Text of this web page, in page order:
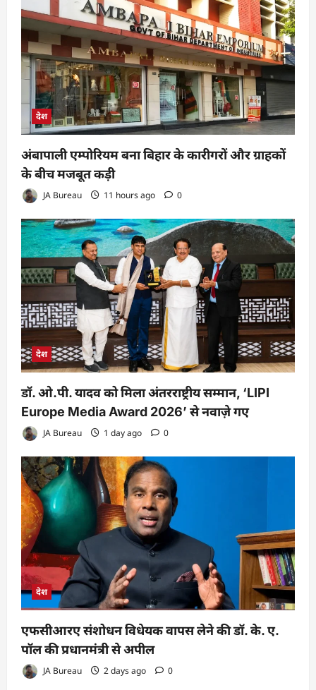
देश
अंबापाली एम्पोरियम बना बिहार के कारीगरों और ग्राहकों
के बीच मजबूत कड़ी
JA Bureau 11 hours ago 0
देश
डॉ. ओ.पी. यादव को मिला अंतरराष्ट्रीय सम्मान, ‘LIPI
Europe Media Award 2026’ से नवाज़े गए
JA Bureau 1 day ago 0
देश
एफसीआरए संशोधन विधेयक वापस लेने की डॉ. के. ए.
पॉल की प्रधानमंत्री से अपील
JA Bureau 2 days ago 0